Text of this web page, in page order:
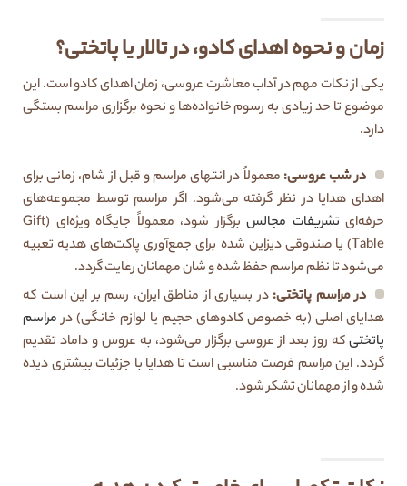
زمان و نحوه اهدای کادو، در تالار یا پاتختی؟
یکی از نکات مهم در آداب معاشرت عروسی، زمان اهدای کادو است. این
موضوع تا حد زیادی به رسوم خانواده‌ها و نحوه برگزاری مراسم بستگی
دارد.
در شب عروسی: معمولاً در انتهای مراسم و قبل از شام، زمانی برای
اهدای هدایا در نظر گرفته می‌شود. اگر مراسم توسط مجموعه‌های
حرفه‌ای تشریفات مجالس
برگزار شود، معمولاً جایگاه ویژه‌ای (Gift
Table) یا صندوقی دیزاین شده برای جمع‌آوری پاکت‌های هدیه تعبیه
می‌شود تا نظم مراسم حفظ شده و شان مهمانان رعایت گردد.
در مراسم پاتختی: در بسیاری از مناطق ایران، رسم بر این است که
هدایای اصلی (به خصوص کادوهای حجیم یا لوازم خانگی) درمراسم
پاتختیکه روز بعد از عروسی برگزار می‌شود، به عروس و داماد تقدیم
گردد. این مراسم فرصت مناسبی است تا هدایا با جزئیات بیشتری دیده
شده و از مهمانان تشکر شود.